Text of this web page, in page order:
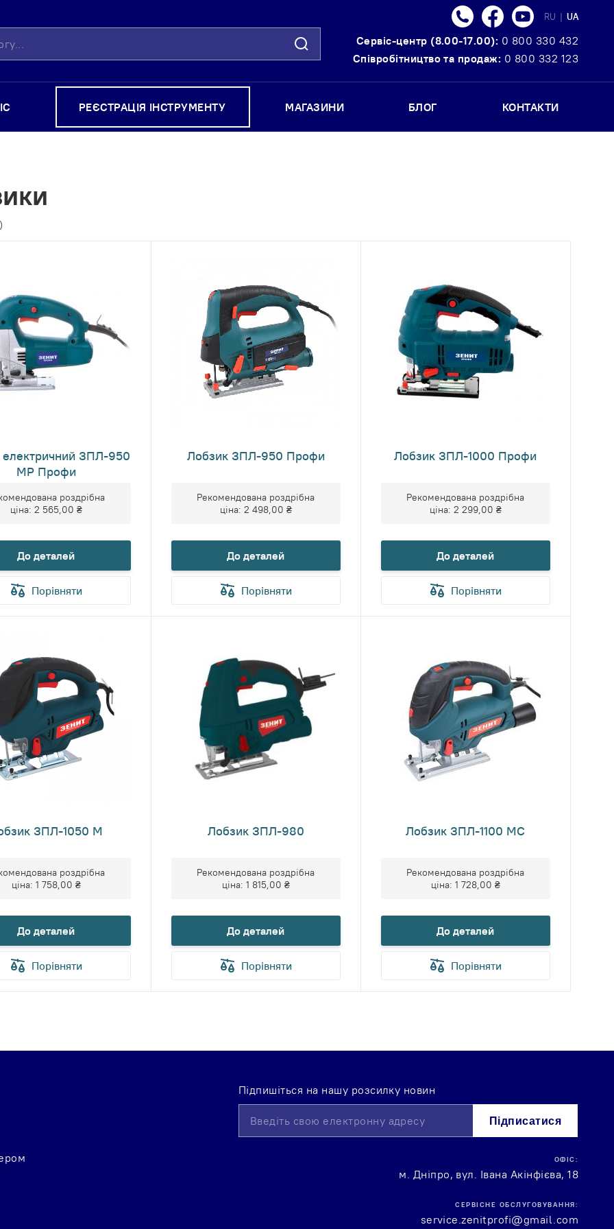
Пошук
ТелефонFacebookYoutube Language
RU | UA
Сервіс-центр (8.00-17.00): 0 800 330 432
Співробітництво та продаж: 0 800 332 123
РЕЄСТРАЦІЯ ІНСТРУМЕНТУ МАГАЗИНИ БЛОГ КОНТАКТИ
електричний ЗПЛ-950
МР Профи
роздрібна
ціна: 2 565,00 ₴
До деталей
Порівняти
Лобзик ЗПЛ-950 Профи
Рекомендована роздрібна
ціна: 2 498,00 ₴
До деталей
Порівняти
Лобзик ЗПЛ-1000 Профи
Рекомендована роздрібна
ціна: 2 299,00 ₴
До деталей
Порівняти
ЗПЛ-1050 М
роздрібна
ціна: 1 758,00 ₴
До деталей
Порівняти
Лобзик ЗПЛ-980
Рекомендована роздрібна
ціна: 1 815,00 ₴
До деталей
Порівняти
Лобзик ЗПЛ-1100 МС
Рекомендована роздрібна
ціна: 1 728,00 ₴
До деталей
Порівняти
Підпишіться на нашу розсилку новин
нашу
Підписатися
ОФІС:
м. Дніпро, вул. Івана Акінфієва, 18
СЕРВІСНЕ ОБСЛУГОВУВАННЯ:
service.zenitprofi@gmail.com